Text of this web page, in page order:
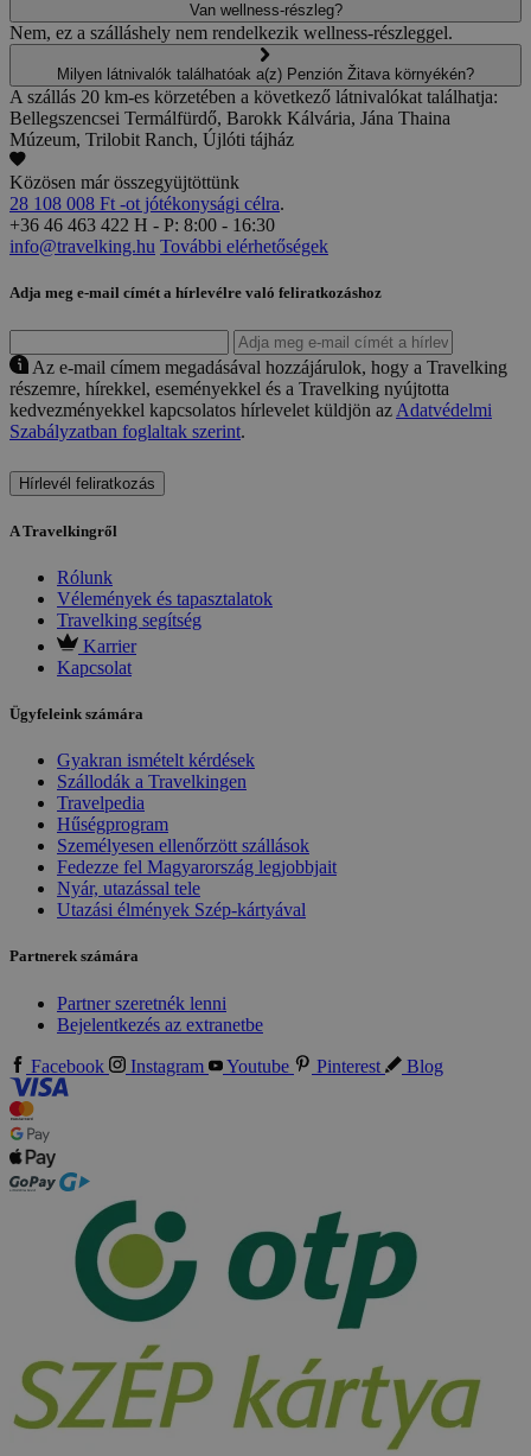
Van wellness-részleg?
Nem, ez a szálláshely nem rendelkezik wellness-részleggel.
Milyen látnivalók találhatóak a(z) Penzión Žitava környékén?
A szállás 20 km-es körzetében a következő látnivalókat találhatja:
Bellegszencsei Termálfürdő, Barokk Kálvária, Jána Thaina
Múzeum, Trilobit Ranch, Újlóti tájház
Közösen már összegyüjtöttünk
28 108 008 Ft -ot jótékonysági célra.
+36 46 463 422 H - P: 8:00 - 16:30
info@travelking.hu További elérhetőségek
Adja meg e-mail címét a hírlevélre való feliratkozáshoz
Az e-mail címem megadásával hozzájárulok, hogy a Travelking
részemre, hírekkel, eseményekkel és a Travelking nyújtotta
kedvezményekkel kapcsolatos hírlevelet küldjön az Adatvédelmi
Szabályzatban foglaltak szerint.
Hírlevél feliratkozás
A Travelkingről
Rólunk
Vélemények és tapasztalatok
Travelking segítség
Karrier
Kapcsolat
Ügyfeleink számára
Gyakran ismételt kérdések
Szállodák a Travelkingen
Travelpedia
Hűségprogram
Személyesen ellenőrzött szállások
Fedezze fel Magyarország legjobbjait
Nyár, utazással tele
Utazási élmények Szép-kártyával
Partnerek számára
Partner szeretnék lenni
Bejelentkezés az extranetbe
Facebook Instagram Youtube Pinterest Blog